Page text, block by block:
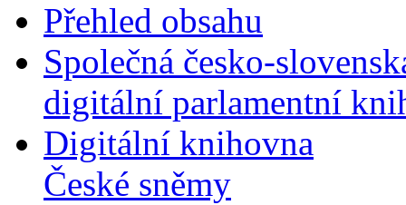
Přehled obsahu
Společná česko-
digitální parlamentní
Digitální knihovna
České sněmy